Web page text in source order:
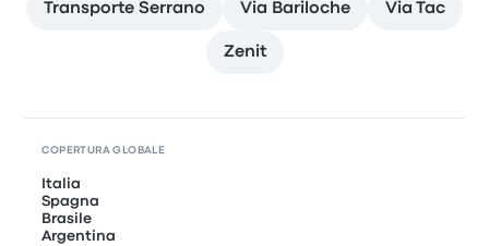
Transporte Serrano Via Bariloche Via Tac
Zenit
COPERTURA GLOBALE
Italia
Spagna
Brasile
Argentina